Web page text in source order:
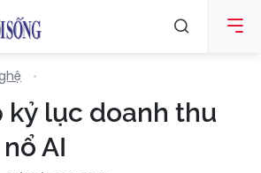
kỷ lục doanh thu
AI